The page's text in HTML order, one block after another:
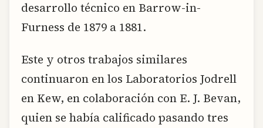
desarrollo técnico en Barrow-in-
Furness de 1879 a 1881.
Este y otros trabajos similares
continuaron en los Laboratorios Jodrell
en Kew, en colaboración con E. J. Bevan,
quien se había calificado pasando tres